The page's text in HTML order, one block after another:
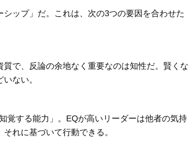
ップ」だ。これは、次の3つの要因を合わせた
で、反論の余地なく重要なのは知性だ。賢くな
ない。
覚する能力」。EQが高いリーダーは他者の気持
れに基づいて行動できる。